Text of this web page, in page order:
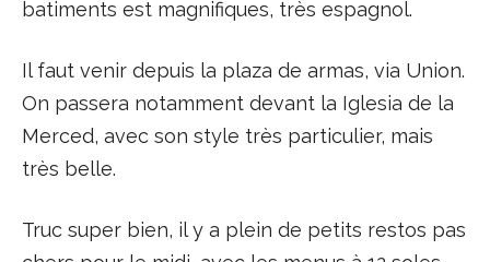
batiments est magnifiques, très espagnol.
Il faut venir depuis la plaza de armas, via Union.
On passera notamment devant la Iglesia de la
Merced, avec son style très particulier, mais
très belle.
Truc super bien, il y a plein de petits restos pas